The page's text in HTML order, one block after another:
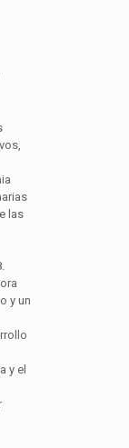
las
y un
y el